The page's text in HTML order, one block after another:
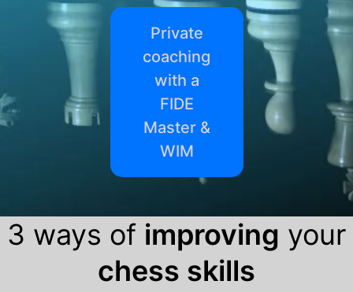
Private
coaching
with a
FIDE
Master &
WIM
3 ways of improving your
chess skills